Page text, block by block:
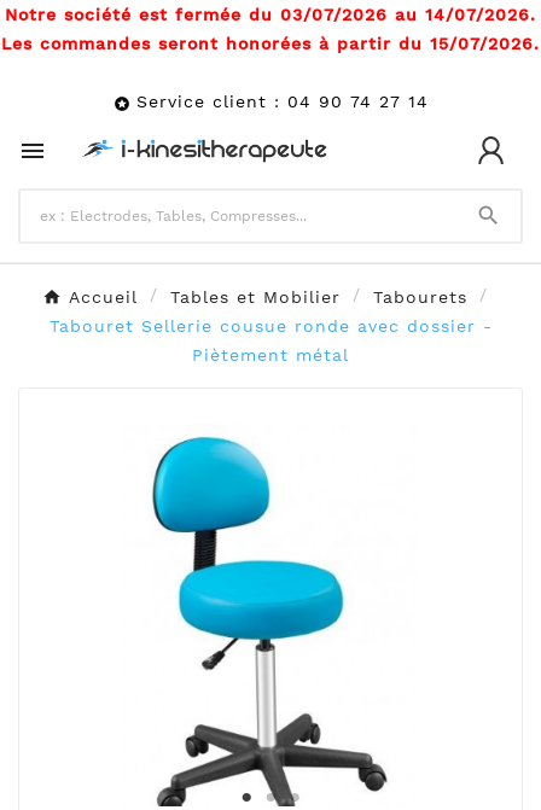
Notre société est fermée du 03/07/2026 au 14/07/2026.
Les commandes seront honorées à partir du 15/07/2026.
 Service client : 04 90 74 27 14


Accueil Tables et Mobilier
Tabourets
Tabouret Sellerie cousue ronde avec dossier -
Piètement métal